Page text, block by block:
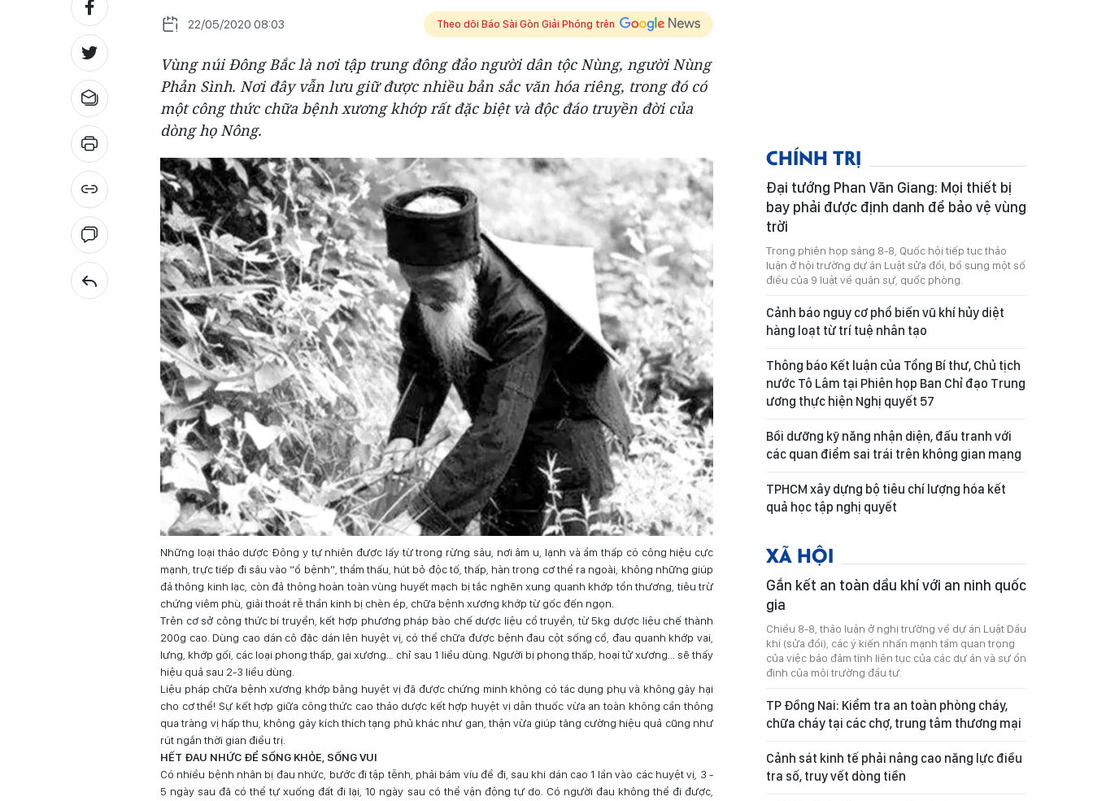
22/05/2020 08:03 Theo dõi Báo Sài Gòn Giải Phóng trên
Vùng núi Đông Bắc là nơi tập trung đông đảo người dân tộc Nùng, người Nùng
Phản Sình. Nơi đây vẫn lưu giữ được nhiều bản sắc văn hóa riêng, trong đó có
một công thức chữa bệnh xương khớp rất đặc biệt và độc đáo truyền đời của
dòng họ Nông.
Những loại thảo dược Đông y tự nhiên được lấy từ trong rừng sâu, nơi âm u, lạnh và ẩm thấp có công hiệu cực
mạnh, trực tiếp đi sâu vào “ổ bệnh”, thẩm thấu, hút bỏ độc tố, thấp, hàn trong cơ thể ra ngoài, không những giúp
đả thông kinh lạc, còn đả thông hoàn toàn vùng huyết mạch bị tắc nghẽn xung quanh khớp tổn thương, tiêu trừ
chứng viêm phù, giải thoát rễ thần kinh bị chèn ép, chữa bệnh xương khớp từ gốc đến ngọn.
Trên cơ sở công thức bí truyền, kết hợp phương pháp bào chế dược liệu cổ truyền, từ 5kg dược liệu chế thành
200g cao. Dùng cao dán cô đặc dán lên huyệt vị, có thể chữa được bệnh đau cột sống cổ, đau quanh khớp vai,
lưng, khớp gối, các loại phong thấp, gai xương… chỉ sau 1 liều dùng. Người bị phong thấp, hoại tử xương… sẽ thấy
hiệu quả sau 2-3 liều dùng.
Liệu pháp chữa bệnh xương khớp bằng huyệt vị đã được chứng minh không có tác dụng phụ và không gây hại
cho cơ thể! Sự kết hợp giữa công thức cao thảo dược kết hợp huyệt vị dẫn thuốc vừa an toàn không cần thông
qua tràng vị hấp thu, không gây kích thích tạng phủ khác như gan, thận vừa giúp tăng cường hiệu quả cũng như
rút ngắn thời gian điều trị.
HẾT ĐAU NHỨC ĐỂ SỐNG KHỎE, SỐNG VUI
Có nhiều bệnh nhân bị đau nhức, bước đi tập tễnh, phải bám víu để đi, sau khi dán cao 1 lần vào các huyệt vị, 3 -
5 ngày sau đã có thể tự xuống đất đi lại, 10 ngày sau có thể vận động tự do. Có người đau không thể đi được,
CHÍNH TRỊ
Đại tướng Phan Văn Giang: Mọi thiết bị
bay phải được định danh để bảo vệ vùng
trời
Trong phiên họp sáng 8-8, Quốc hội tiếp tục thảo
luận ở hội trường dự án Luật sửa đổi, bổ sung một số
điều của 9 luật về quân sự, quốc phòng.
Cảnh báo nguy cơ phổ biến vũ khí hủy diệt
hàng loạt từ trí tuệ nhân tạo
Thông báo Kết luận của Tổng Bí thư, Chủ tịch
nước Tô Lâm tại Phiên họp Ban Chỉ đạo Trung
ương thực hiện Nghị quyết 57
Bồi dưỡng kỹ năng nhận diện, đấu tranh với
các quan điểm sai trái trên không gian mạng
TPHCM xây dựng bộ tiêu chí lượng hóa kết
quả học tập nghị quyết
XÃ HỘI
Gắn kết an toàn dầu khí với an ninh quốc
gia
Chiều 8-8, thảo luận ở nghị trường về dự án Luật Dầu
khí (sửa đổi), các ý kiến nhấn mạnh tầm quan trọng
của việc bảo đảm tính liên tục của các dự án và sự ổn
định của môi trường đầu tư.
TP Đồng Nai: Kiểm tra an toàn phòng cháy,
chữa cháy tại các chợ, trung tâm thương mại
Cảnh sát kinh tế phải nâng cao năng lực điều
tra số, truy vết dòng tiền